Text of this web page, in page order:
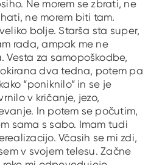
Ne morem se zbrati, ne
ne morem biti tam.
bolje. Starša sta super,
rada, ampak me ne
Vesta za samopoškodbe,
dva tedna, potem pa
“poniknilo” in se je
v kričanje, jezo,
In potem se počutim,
sama s sabo. Imam tudi
Včasih se mi zdi,
v svojem telesu. Začne